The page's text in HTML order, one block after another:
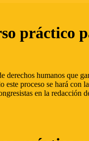
práctico
derechos humanos que
proceso se hará con
en la redacción